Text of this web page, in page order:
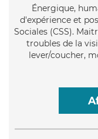
Énergique,
d'expérience et
Sociales (CSS).
troubles de la
lever/coucher,